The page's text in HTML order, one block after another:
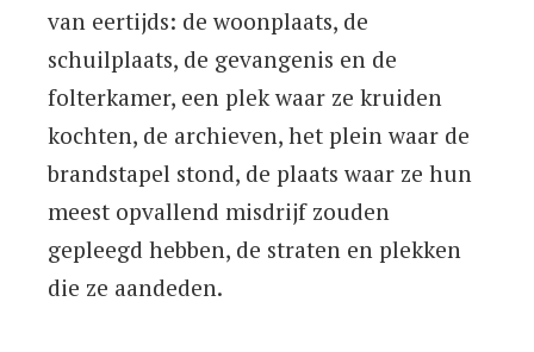
van eertijds: de woonplaats, de
schuilplaats, de gevangenis en de
folterkamer, een plek waar ze kruiden
kochten, de archieven, het plein waar de
brandstapel stond, de plaats waar ze hun
meest opvallend misdrijf zouden
gepleegd hebben, de straten en plekken
die ze aandeden.